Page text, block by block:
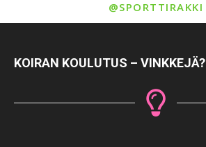
@SPORTTIRAKKI
KOIRAN KOULUTUS – VINKKEJÄ?